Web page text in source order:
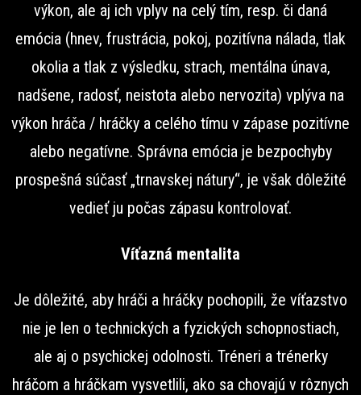
výkon, ale aj ich vplyv na celý tím, resp. či daná
emócia (hnev, frustrácia, pokoj, pozitívna nálada, tlak
okolia a tlak z výsledku, strach, mentálna únava,
nadšene, radosť, neistota alebo nervozita) vplýva na
výkon hráča / hráčky a celého tímu v zápase pozitívne
alebo negatívne. Správna emócia je bezpochyby
prospešná súčasť „trnavskej nátury“, je však dôležité
vedieť ju počas zápasu kontrolovať.
Víťazná mentalita
Je dôležité, aby hráči a hráčky pochopili, že víťazstvo
nie je len o technických a fyzických schopnostiach,
ale aj o psychickej odolnosti. Tréneri a trénerky
hráčom a hráčkam vysvetlili, ako sa chovajú v rôznych